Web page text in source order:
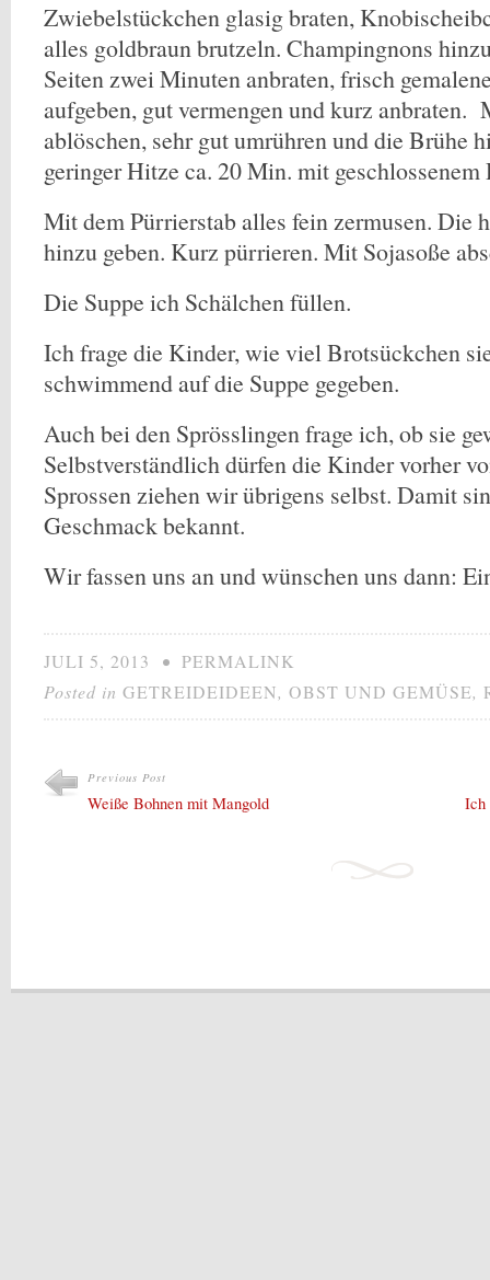
Zwiebelstückchen glasig braten,
alles goldbraun brutzeln. Champingnons
Seiten zwei Minuten anbraten, frisch
aufgeben, gut vermengen und kurz anbraten.
ablöschen, sehr gut umrühren und die Brühe
geringer Hitze ca. 20 Min. mit geschlossenem
Mit dem Pürrierstab alles fein zermusen. Die
hinzu geben. Kurz pürrieren. Mit Sojasoße
Die Suppe ich Schälchen füllen.
Ich frage die Kinder, wie viel Brotsückchen
schwimmend auf die Suppe gegeben.
Auch bei den Sprösslingen frage ich, ob sie
Selbstverständlich dürfen die Kinder vorher
Sprossen ziehen wir übrigens selbst. Damit
Geschmack bekannt.
Wir fassen uns an und wünschen uns dann:
JULI 5, 2013 • PERMALINK
Posted in GETREIDEIDEEN, OBST UND GEMÜSE,
Previous Post
Weiße Bohnen mit Mangold Ich